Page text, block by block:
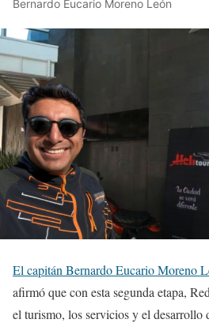
Bernardo Eucario Moreno León
El capitán Bernardo Eucario Moreno
afirmó que con esta segunda etapa,
el turismo, los servicios y el desarrollo